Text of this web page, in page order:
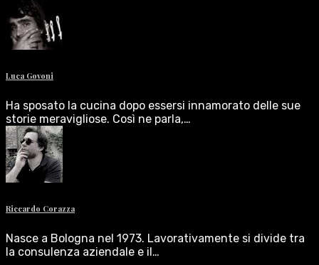
Luca Govoni
Ha sposato la cucina dopo essersi innamorato delle sue
storie meravigliose. Così ne parla,…
Riccardo Corazza
Nasce a Bologna nel 1973. Lavorativamente si divide tra
la consulenza aziendale e il…